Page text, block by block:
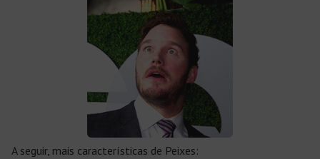
A seguir, mais características de Peixes: